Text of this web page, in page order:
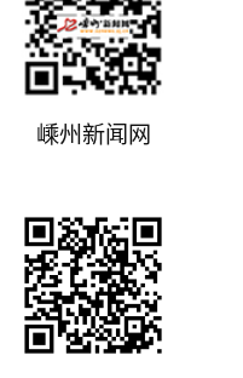
嵊州新闻网